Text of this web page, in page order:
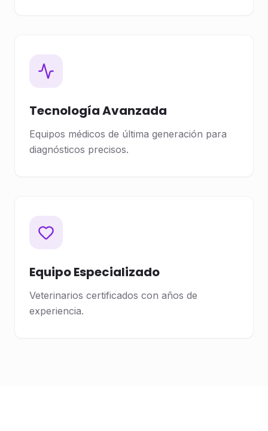
Tecnología Avanzada
Equipos médicos de última generación para
diagnósticos precisos.
Equipo Especializado
Veterinarios certificados con años de
experiencia.